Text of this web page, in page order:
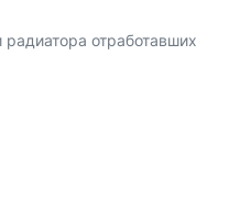
отработавших